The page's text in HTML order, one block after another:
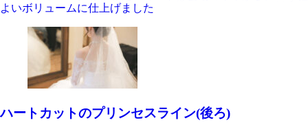
よいボリュームに仕上げました
ハートカットのプリンセスライン(後ろ)